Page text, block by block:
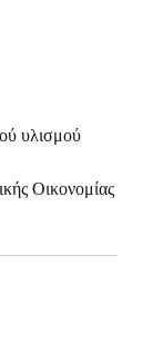
υλισμού
Οικονομίας